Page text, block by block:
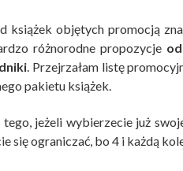
książek objętych promocją
różnorodne propozycje
. Przejrzałam listę
pakietu książek.
tego, jeżeli wybierzecie już
się ograniczać, bo 4 i każdą